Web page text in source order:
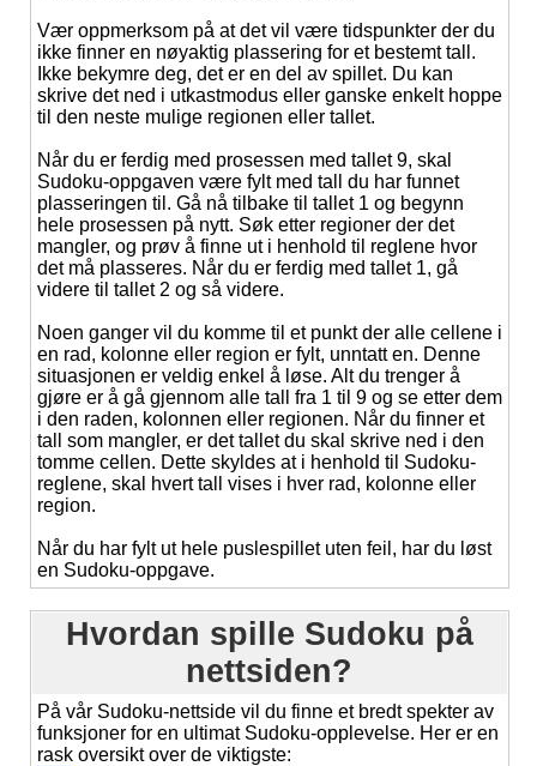
Vær oppmerksom på at det vil være tidspunkter der du
ikke finner en nøyaktig plassering for et bestemt tall.
Ikke bekymre deg, det er en del av spillet. Du kan
skrive det ned i utkastmodus eller ganske enkelt hoppe
til den neste mulige regionen eller tallet.
Når du er ferdig med prosessen med tallet 9, skal
Sudoku-oppgaven være fylt med tall du har funnet
plasseringen til. Gå nå tilbake til tallet 1 og begynn
hele prosessen på nytt. Søk etter regioner der det
mangler, og prøv å finne ut i henhold til reglene hvor
det må plasseres. Når du er ferdig med tallet 1, gå
videre til tallet 2 og så videre.
Noen ganger vil du komme til et punkt der alle cellene i
en rad, kolonne eller region er fylt, unntatt en. Denne
situasjonen er veldig enkel å løse. Alt du trenger å
gjøre er å gå gjennom alle tall fra 1 til 9 og se etter dem
i den raden, kolonnen eller regionen. Når du finner et
tall som mangler, er det tallet du skal skrive ned i den
tomme cellen. Dette skyldes at i henhold til Sudoku-
reglene, skal hvert tall vises i hver rad, kolonne eller
region.
Når du har fylt ut hele puslespillet uten feil, har du løst
en Sudoku-oppgave.
Hvordan spille Sudoku på
nettsiden?
På vår Sudoku-nettside vil du finne et bredt spekter av
funksjoner for en ultimat Sudoku-opplevelse. Her er en
rask oversikt over de viktigste: